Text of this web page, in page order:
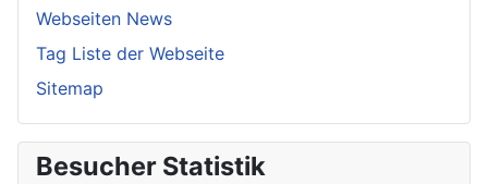
Webseiten News
Tag Liste der Webseite
Sitemap
Besucher Statistik